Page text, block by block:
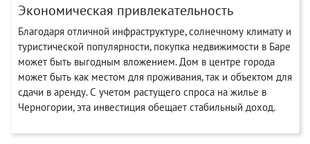
Экономическая привлекательность
Благодаря отличной инфраструктуре, солнечному климату и
туристической популярности, покупка недвижимости в Баре
может быть выгодным вложением. Дом в центре города
может быть как местом для проживания, так и объектом для
сдачи в аренду. С учетом растущего спроса на жилье в
Черногории, эта инвестиция обещает стабильный доход.